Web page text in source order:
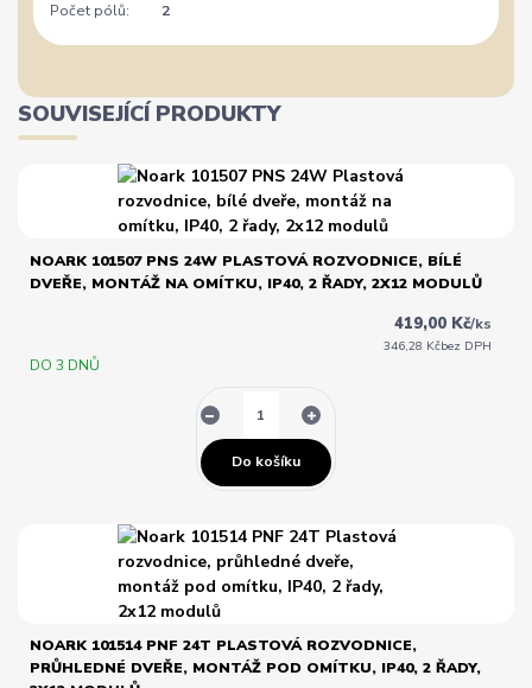
Počet pólů: 2
SOUVISEJÍCÍ PRODUKTY
NOARK 101507 PNS 24W PLASTOVÁ ROZVODNICE, BÍLÉ
DVEŘE, MONTÁŽ NA OMÍTKU, IP40, 2 ŘADY, 2X12 MODULŮ
419,00 Kč/ks
346,28 Kčbez DPH
DO 3 DNŮ
Do košíku
NOARK 101514 PNF 24T PLASTOVÁ ROZVODNICE,
PRŮHLEDNÉ DVEŘE, MONTÁŽ POD OMÍTKU, IP40, 2 ŘADY,